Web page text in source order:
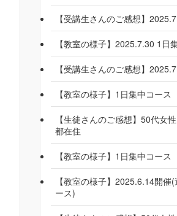
【受講生さんのご感想】
【教室の様子】2025.7.30 1日
【受講生さんのご感想】
【教室の様子】1日集中コース
【生徒さんのご感想】50代女
都在住
【教室の様子】1日集中コース
【教室の様子】2025.6.14開催
ース)